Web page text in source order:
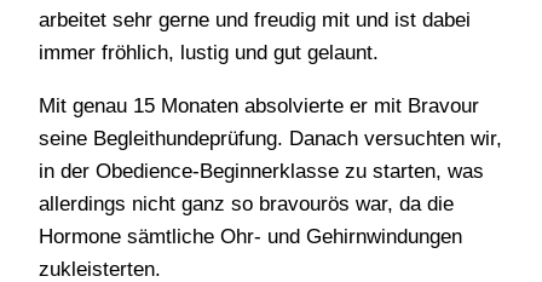
arbeitet sehr gerne und freudig mit und ist dabei
immer fröhlich, lustig und gut gelaunt.
Mit genau 15 Monaten absolvierte er mit Bravour
seine Begleithundeprüfung. Danach versuchten wir,
in der Obedience-Beginnerklasse zu starten, was
allerdings nicht ganz so bravourös war, da die
Hormone sämtliche Ohr- und Gehirnwindungen
zukleisterten.